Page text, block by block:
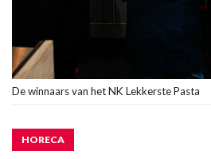
De winnaars van het NK Lekkerste Pasta
HORECA